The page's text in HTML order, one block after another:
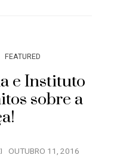
FEATURED
e Instituto
sobre a
OUTUBRO 11, 2016